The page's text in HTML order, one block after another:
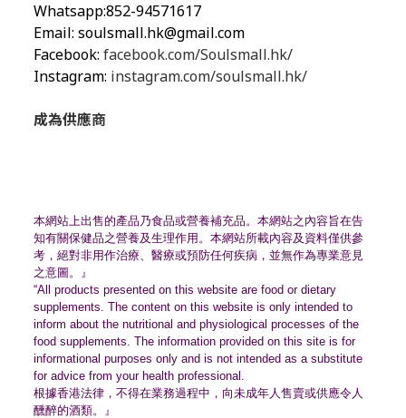
Whatsapp:852-94571617
Email: soulsmall.hk@gmail.com
Facebook: facebook.com/Soulsmall.hk/
Instagram: instagram.com/soulsmall.hk/
成為供應商
本網站上出售的產品乃食品或營養補充品。 本網站之內容旨在告
知有關保健品之營養及生理作用。 本網站所載內容及資料僅供參
考，絕對非用作治療、 醫療或預防任何疾病，並無作為專業意見
之意圖。』
“All products presented on this website are food or dietary
supplements. The content on this website is only intended to
inform about the nutritional and physiological processes of the
food supplements. The information provided on this site is for
informational purposes only and is not intended as a substitute
for advice from your health professional.
根據香港法律，不得在業務過程中， 向未成年人售賣或供應令人
醺醉的酒類。』